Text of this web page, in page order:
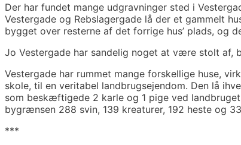
Der har fundet mange udgravninger sted i
Vestergade og Rebslagergade lå der et gammelt
bygget over resterne af det forrige hus’ plads, og
Jo Vestergade har sandelig noget at være stolt af,
Vestergade har rummet mange forskellige huse,
skole, til en veritabel landbrugsejendom. Den lå
som beskæftigede 2 karle og 1 pige ved
bygrænsen 288 svin, 139 kreaturer, 192 heste og
***